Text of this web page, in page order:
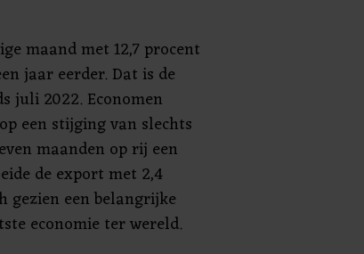
maand met 12,7 procent
jaar eerder. Dat is de
juli 2022. Economen
een stijging van slechts
maanden op rij een
de export met 2,4
gezien een belangrijke
economie ter wereld.